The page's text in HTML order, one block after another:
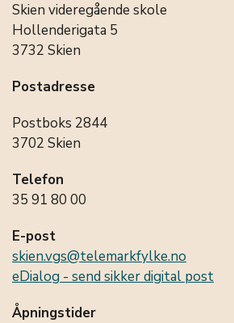
Skien videregående skole
Hollenderigata 5
3732 Skien
Postadresse
Postboks 2844
3702 Skien
Telefon
35 91 80 00
E-post
skien.vgs@telemarkfylke.no
eDialog - send sikker digital post
Åpningstider